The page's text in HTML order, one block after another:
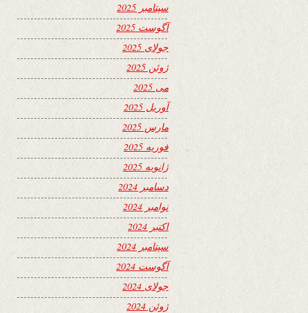
سپتامبر 2025
آگوست 2025
جولای 2025
ژوئن 2025
می 2025
آوریل 2025
مارس 2025
فوریه 2025
ژانویه 2025
دسامبر 2024
نوامبر 2024
اکتبر 2024
سپتامبر 2024
آگوست 2024
جولای 2024
ژوئن 2024